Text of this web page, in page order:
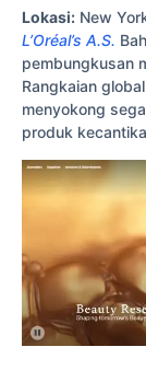
Lokasi: New
L’Oréal’s A.S.
pembungkusan
Rangkaian
menyokong
produk